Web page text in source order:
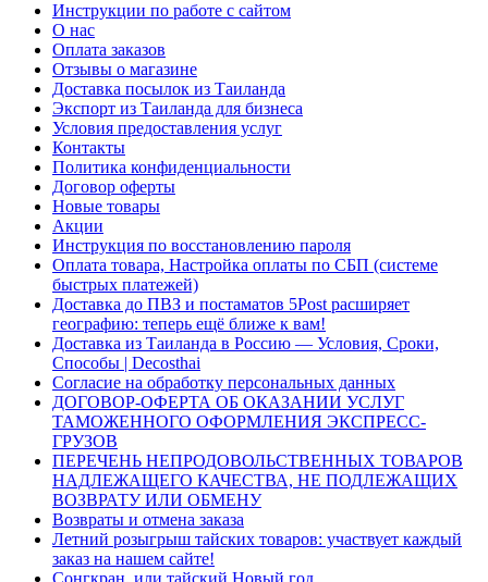
Инструкции по работе с сайтом
О нас
Оплата заказов
Отзывы о магазине
Доставка посылок из Таиланда
Экспорт из Таиланда для бизнеса
Условия предоставления услуг
Контакты
Политика конфиденциальности
Договор оферты
Новые товары
Акции
Инструкция по восстановлению пароля
Оплата товара, Настройка оплаты по СБП (системе
быстрых платежей)
Доставка до ПВЗ и постаматов 5Post расширяет
географию: теперь ещё ближе к вам!
Доставка из Таиланда в Россию — Условия, Сроки,
Способы | Decosthai
Согласие на обработку персональных данных
ДОГОВОР-ОФЕРТА ОБ ОКАЗАНИИ УСЛУГ
ТАМОЖЕННОГО ОФОРМЛЕНИЯ ЭКСПРЕСС-
ГРУЗОВ
ПЕРЕЧЕНЬ НЕПРОДОВОЛЬСТВЕННЫХ ТОВАРОВ
НАДЛЕЖАЩЕГО КАЧЕСТВА, НЕ ПОДЛЕЖАЩИХ
ВОЗВРАТУ ИЛИ ОБМЕНУ
Возвраты и отмена заказа
Летний розыгрыш тайских товаров: участвует каждый
заказ на нашем сайте!
Сонгкран, или тайский Новый год